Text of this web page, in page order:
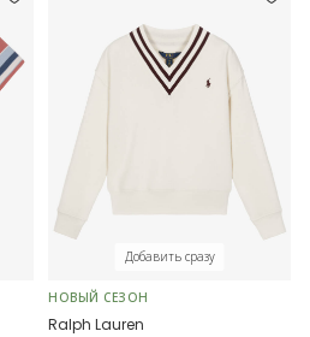
Добавить сразу
НОВЫЙ СЕЗОН
Ralph Lauren